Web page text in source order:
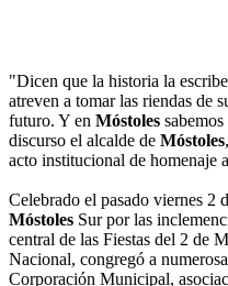
"Dicen que la historia la
atreven a tomar las riendas de
futuro. Y en Móstoles
discurso el alcalde de Móstoles
acto institucional de homenaje
Celebrado el pasado viernes 2
Móstoles Sur por las
central de las Fiestas del 2 de
Nacional, congregó a
Corporación Municipal,